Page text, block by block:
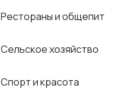
Рестораны и общепит
Сельское хозяйство
Спорт и красота